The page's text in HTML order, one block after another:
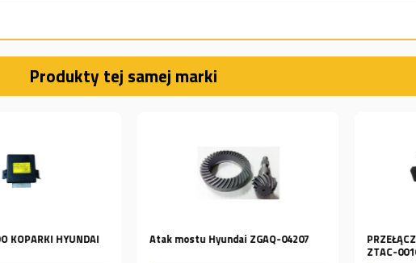
Produkty tej samej marki
Atak mostu Hyundai ZGAQ-04207
PRZEŁĄCZNIK KOLUMNY HYUNDAI